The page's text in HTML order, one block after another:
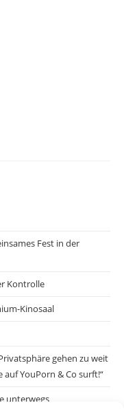
Fest in der
Kontrolle
Kinosaal
gehen zu weit
auf YouPorn & Co surft!“
unterwegs